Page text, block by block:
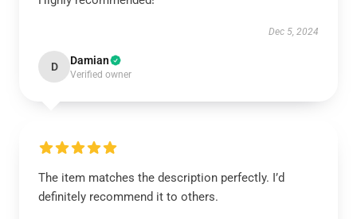
Dec 5, 2024
D Damian
Verified owner
The item matches the description perfectly. I’d
definitely recommend it to others.